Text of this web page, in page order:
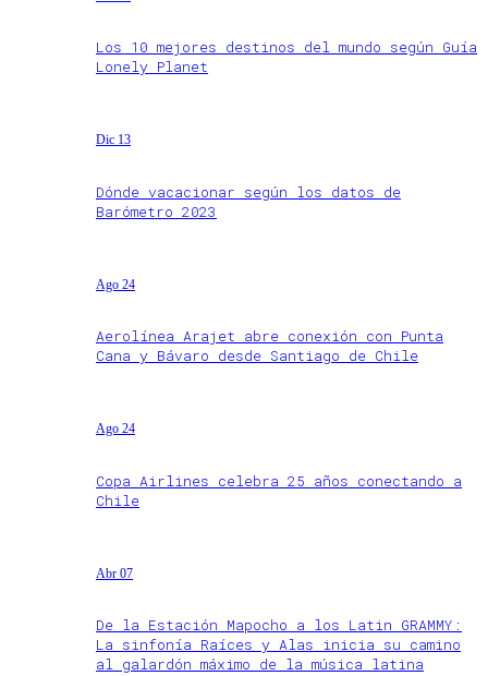
Los 10 mejores destinos del mundo según Guía
Lonely Planet
Dic 13
Dónde vacacionar según los datos de
Barómetro 2023
Ago 24
Aerolínea Arajet abre conexión con Punta
Cana y Bávaro desde Santiago de Chile
Ago 24
Copa Airlines celebra 25 años conectando a
Chile
Abr 07
De la Estación Mapocho a los Latin GRAMMY:
La sinfonía Raíces y Alas inicia su camino
al galardón máximo de la música latina